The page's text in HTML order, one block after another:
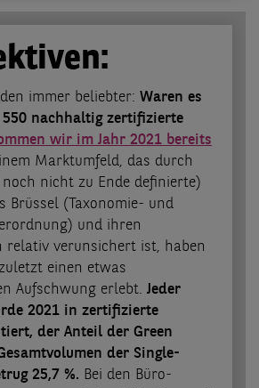
immer beliebter: Waren es
nachhaltig zertifizierte
wir im Jahr 2021 bereits
Marktumfeld, das durch
noch nicht zu Ende definierte)
Brüssel (Taxonomie- und
und ihren
relativ verunsichert ist, haben
einen etwas
Aufschwung erlebt. Jeder
2021 in zertifizierte
der Anteil der Green
der Single-
25,7 %. Bei den Büro-